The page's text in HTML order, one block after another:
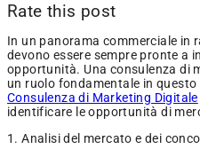
Rate this post
In un panorama commerciale in
devono essere sempre pronte a
opportunità. Una consulenza di
un ruolo fondamentale in questo
Consulenza di Marketing Digitale
identificare le opportunità di
1. Analisi del mercato e dei